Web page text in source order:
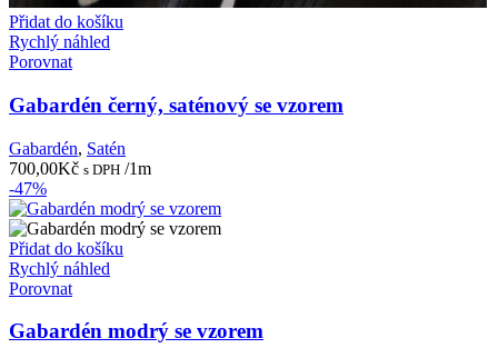
Přidat do košíku
Rychlý náhled
Porovnat
Gabardén černý, saténový se vzorem
Gabardén, Satén
700,00Kč s DPH /1m
-47%
Přidat do košíku
Rychlý náhled
Porovnat
Gabardén modrý se vzorem